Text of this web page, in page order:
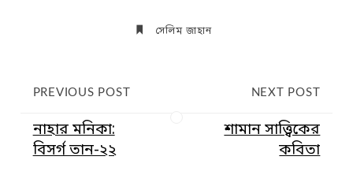
সেলিম জাহান
PREVIOUS POST
নাহার মনিকা:
বিসর্গ তান-২২
NEXT POST
শামান সাত্ত্বিকের
কবিতা